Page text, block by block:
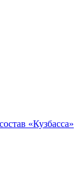
«Кузбасса»